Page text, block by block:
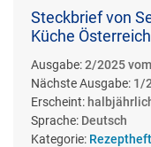
Steckbrief von
Küche Österreich
Ausgabe:2/2025
Nächste Ausgabe: 1/
Erscheint:
Sprache: Deutsch
Kategorie: